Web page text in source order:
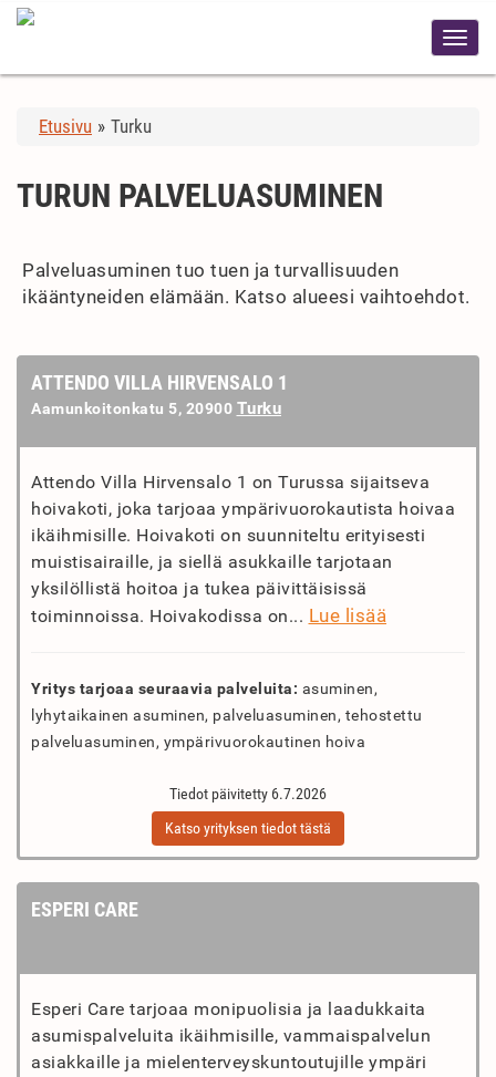
Etusivu » Turku
TURUN PALVELUASUMINEN
Palveluasuminen tuo tuen ja turvallisuuden
ikääntyneiden elämään. Katso alueesi vaihtoehdot.
ATTENDO VILLA HIRVENSALO 1
Aamunkoitonkatu 5, 20900 Turku
Attendo Villa Hirvensalo 1 on Turussa sijaitseva
hoivakoti, joka tarjoaa ympärivuorokautista hoivaa
ikäihmisille. Hoivakoti on suunniteltu erityisesti
muistisairaille, ja siellä asukkaille tarjotaan
yksilöllistä hoitoa ja tukea päivittäisissä
toiminnoissa. Hoivakodissa on... Lue lisää
Yritys tarjoaa seuraavia palveluita: asuminen,
lyhytaikainen asuminen, palveluasuminen, tehostettu
palveluasuminen, ympärivuorokautinen hoiva
Tiedot päivitetty 6.7.2026
Katso yrityksen tiedot tästä
ESPERI CARE
Esperi Care tarjoaa monipuolisia ja laadukkaita
asumispalveluita ikäihmisille, vammaispalvelun
asiakkaille ja mielenterveyskuntoutujille ympäri